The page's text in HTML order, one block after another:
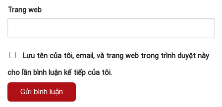
Trang web
Lưu tên của tôi, email, và trang web trong trình duyệt này
cho lần bình luận kế tiếp của tôi.